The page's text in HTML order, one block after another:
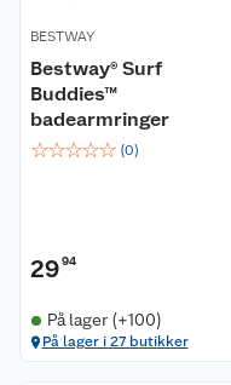
BESTWAY
Bestway® Surf
Buddies™
badearmringer
☆☆☆☆☆ (0)
2994
På lager (+100)
På lager i 27 butikker